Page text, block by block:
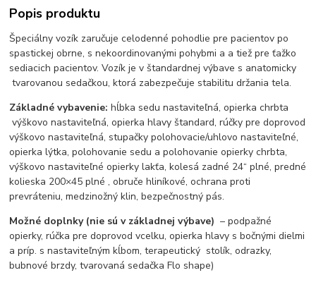
Popis produktu
Špeciálny vozík zaručuje celodenné pohodlie pre pacientov po
spastickej obrne, s nekoordinovanými pohybmi a a tiež pre ťažko
sediacich pacientov. Vozík je v štandardnej výbave s anatomicky
tvarovanou sedačkou, ktorá zabezpečuje stabilitu držania tela.
Základné vybavenie: hĺbka sedu nastaviteľná, opierka chrbta
výškovo nastaviteľná, opierka hlavy štandard, rúčky pre doprovod
výškovo nastaviteľná, stupačky polohovacie/uhlovo nastaviteľné,
opierka lýtka, polohovanie sedu a polohovanie opierky chrbta,
výškovo nastaviteľné opierky lakťa, kolesá zadné 24“ plné, predné
kolieska 200×45 plné , obruče hliníkové, ochrana proti
prevráteniu, medzinožný klin, bezpečnostný pás.
Možné doplnky (nie sú v základnej výbave) – podpažné
opierky, rúčka pre doprovod vcelku, opierka hlavy s bočnými dielmi
a príp. s nastaviteľným kĺbom, terapeutický stolík, odrazky,
bubnové brzdy, tvarovaná sedačka Flo shape)